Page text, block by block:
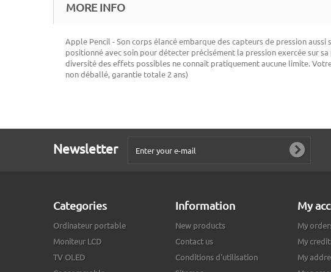
MORE INFO
Apple Pencil - Son corps élancé embarque des capteurs de pression
positionné avec soin pour détecter précisément la pression exercée sur
diversité des effets possibles ne connaît pratiquement aucune limite.
non déballé, garantie totale 2 ans)
Newsletter
Categories
Ordinateur portable
Moniteur LCD
TV OLED
Information
New products
Contact us
Conditions d'utilisation
My
My
My
My